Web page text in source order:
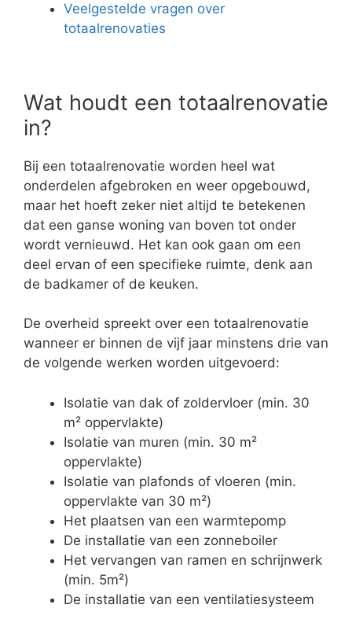
Veelgestelde vragen over
totaalrenovaties
Wat houdt een totaalrenovatie
in?
Bij een totaalrenovatie worden heel wat
onderdelen afgebroken en weer opgebouwd,
maar het hoeft zeker niet altijd te betekenen
dat een ganse woning van boven tot onder
wordt vernieuwd. Het kan ook gaan om een
deel ervan of een specifieke ruimte, denk aan
de badkamer of de keuken.
De overheid spreekt over een totaalrenovatie
wanneer er binnen de vijf jaar minstens drie van
de volgende werken worden uitgevoerd:
Isolatie van dak of zoldervloer (min. 30
m² oppervlakte)
Isolatie van muren (min. 30 m²
oppervlakte)
Isolatie van plafonds of vloeren (min.
oppervlakte van 30 m²)
Het plaatsen van een warmtepomp
De installatie van een zonneboiler
Het vervangen van ramen en schrijnwerk
(min. 5m²)
De installatie van een ventilatiesysteem